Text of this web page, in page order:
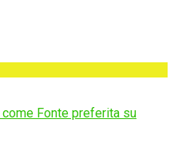
Fonte preferita su